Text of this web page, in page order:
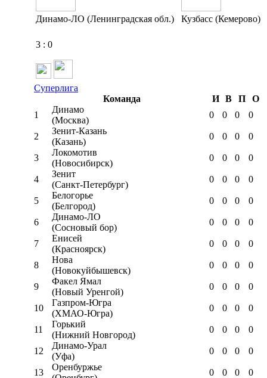
Динамо-ЛО (Ленинградская обл.) Кузбасс (Кемерово)
3 : 0
Суперлига
Команда
И В П
О
1
Динамо
(Москва)
0 0 0 0
2
Зенит-Казань
(Казань)
0 0 0 0
3
Локомотив
(Новосибирск)
0 0 0 0
4
Зенит
(Санкт-Петербург)
0 0 0 0
5
Белогорье
(Белгород)
0 0 0 0
6
Динамо-ЛО
(Сосновый бор)
0 0 0 0
7
Енисей
(Красноярск)
0 0 0 0
8
Нова
(Новокуйбышевск)
0 0 0 0
9
Факел Ямал
(Новый Уренгой)
0 0 0 0
10
Газпром-Югра
(ХМАО-Югра)
0 0 0 0
11
Горький
(Нижний Новгород)
0 0 0 0
12
Динамо-Урал
(Уфа)
0 0 0 0
13
Оренбуржье
0 0 0 0